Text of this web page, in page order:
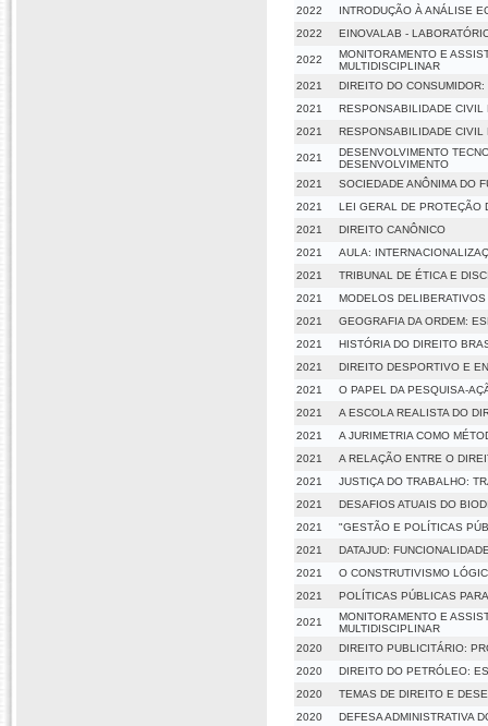
2022
INTRODUÇÃO À ANÁLISE
2022
EINOVALAB -
2022
MONITORAMENTO E
MULTIDISCIPLINAR
2021
DIREITO DO
2021
RESPONSABILIDADE
2021
RESPONSABILIDADE CIVIL
2021
DESENVOLVIMENTO
DESENVOLVIMENTO
2021
SOCIEDADE ANÔNIMA DO
2021
LEI GERAL DE PROTEÇÃO
2021
DIREITO CANÔNICO
2021
AULA:
2021
TRIBUNAL DE ÉTICA E
2021
MODELOS
2021
GEOGRAFIA DA ORDEM:
2021
HISTÓRIA DO DIREITO
2021
DIREITO DESPORTIVO E
2021
O PAPEL DA PESQUISA-
2021
A ESCOLA REALISTA DO
2021
A JURIMETRIA COMO
2021
A RELAÇÃO ENTRE O
2021
JUSTIÇA DO TRABALHO:
2021
DESAFIOS ATUAIS DO
2021
"GESTÃO E POLÍTICAS
2021
DATAJUD:
2021
O CONSTRUTIVISMO
2021
POLÍTICAS PÚBLICAS
2021
MONITORAMENTO E
MULTIDISCIPLINAR
2020
DIREITO PUBLICITÁRIO:
2020
DIREITO DO PETRÓLEO:
2020
TEMAS DE DIREITO E
2020
DEFESA ADMINISTRATIVA